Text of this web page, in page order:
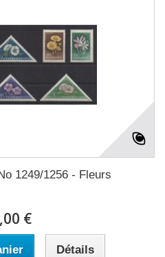
1249/1256 - Fleurs
€
Détails